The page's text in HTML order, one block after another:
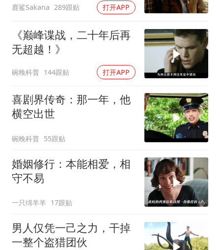
鹿鲨Sakana 289跟贴 打开APP
《巅峰谍战，二十年后再
无超越！》
碗晚科普 144跟贴 打开APP
喜剧界传奇：那一年，他
横空出世
碗晚科普 55跟贴
婚姻修行：本能相爱，相
守不易
一只绵羊羊 17跟贴
男人仅凭一己之力，干掉
一整个盗猎团伙